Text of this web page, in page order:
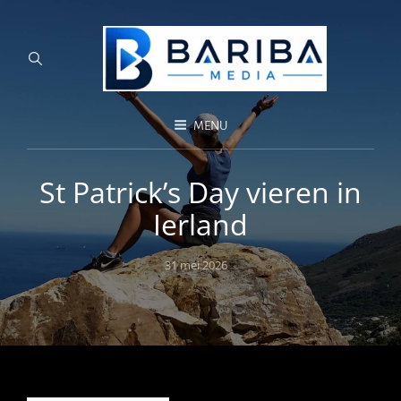
MENU
St Patrick’s Day vieren in
Ierland
Posted
on
31 mei 2026